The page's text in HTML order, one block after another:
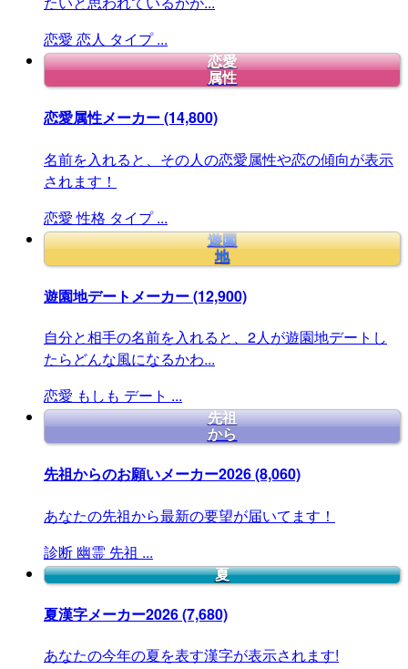
恋愛 恋人 タイプ ...
恋愛
属性
恋愛属性メーカー(14,800)
名前を入れると、その人の恋愛属性や恋の傾向が表示
されます！
恋愛 性格 タイプ ...
遊園
地
遊園地デートメーカー(12,900)
自分と相手の名前を入れると、2人が遊園地デートし
たらどんな風になるかわ...
恋愛 もしも デート ...
先祖
から
先祖からのお願いメーカー2026(8,060)
あなたの先祖から最新の要望が届いてます！
診断 幽霊 先祖 ...
夏
夏漢字メーカー2026(7,680)
あなたの今年の夏を表す漢字が表示されます!